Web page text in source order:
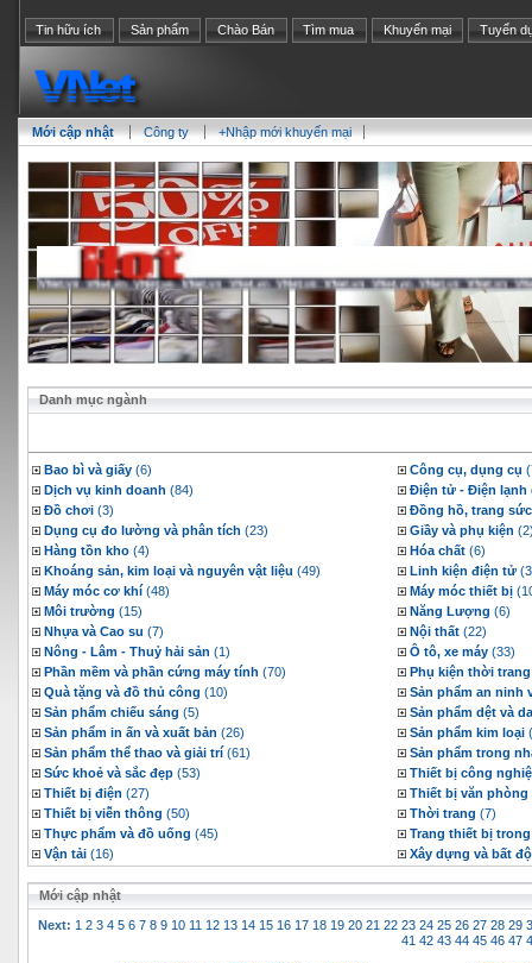
Tin hữu ích Sản phẩm Chào Bán Tìm mua Khuyến mại Tuyển
Mới cập nhật Công ty +Nhập mới khuyến mại
Danh mục ngành
Bao bì và giấy (6) Công cụ, dụng cụ
Dịch vụ kinh doanh (84)
Điện tử - Điện lạnh
Đồ chơi (3)
Đồng hồ, trang
Dụng cụ đo lường và phân tích (23) Giầy và phụ kiện
Hàng tồn kho (4) Hóa chất (6)
Khoáng sản, kim loại và nguyên vật liệu (49) Linh kiện điện tử
Máy móc cơ khí (48) Máy móc thiết bị
Môi trường (15) Năng Lượng (6)
Nhựa và Cao su (7) Nội thất (22)
Nông - Lâm - Thuỷ hải sản (1) Ô tô, xe máy (33)
Phần mềm và phần cứng máy tính (70) Phụ kiện thời trang
Quà tặng và đồ thủ công (10)
Sản phẩm an ninh
Sản phẩm chiếu sáng (5)
Sản phẩm dệt và da
Sản phẩm in ấn và xuất bản (26) Sản phẩm kim loại
Sản phẩm thể thao và giải trí (61)
Sản phẩm trong
Sức khoẻ và sắc đẹp (53)
Thiết bị công
Thiết bị điện (27) Thiết bị văn phòng
Thiết bị viễn thông (50) Thời trang (7)
Thực phẩm và đồ uống (45)
Trang thiết bị
Vận tải (16) Xây dựng và bất
Mới cập nhật
Next: 1 2 3 4 5 6 7 8 9 10 11 12 13 14 15 16 17 18 19 20 21 22 23 24 25 26 27 28 29
41 42 43 44 45 46 47